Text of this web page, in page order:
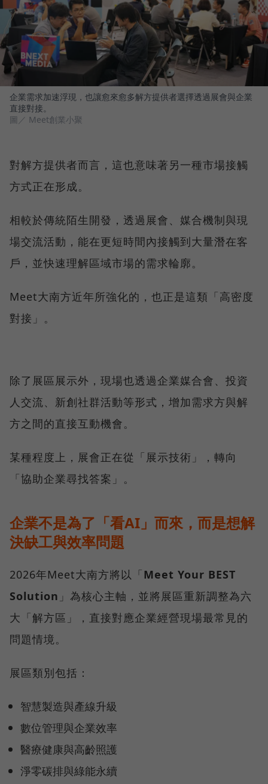
企業需求加速浮現，也讓愈來愈多解方提供者選擇透過展會與企業
直接對接。
圖／ Meet創業小聚
對解方提供者而言，這也意味著另一種市場接觸
方式正在形成。
相較於傳統陌生開發，透過展會、媒合機制與現
場交流活動，能在更短時間內接觸到大量潛在客
戶，並快速理解區域市場的需求輪廓。
Meet大南方近年所強化的，也正是這類「高密度
對接」。
除了展區展示外，現場也透過企業媒合會、投資
人交流、新創社群活動等形式，增加需求方與解
方之間的直接互動機會。
某種程度上，展會正在從「展示技術」，轉向
「協助企業尋找答案」。
企業不是為了「看AI」而來，而是想解
決缺工與效率問題
2026年Meet大南方將以「Meet Your BEST
Solution 」為核心主軸，並將展區重新調整為六
大「解方區」，直接對應企業經營現場最常見的
問題情境。
展區類別包括：
智慧製造與產線升級
數位管理與企業效率
醫療健康與高齡照護
淨零碳排與綠能永續